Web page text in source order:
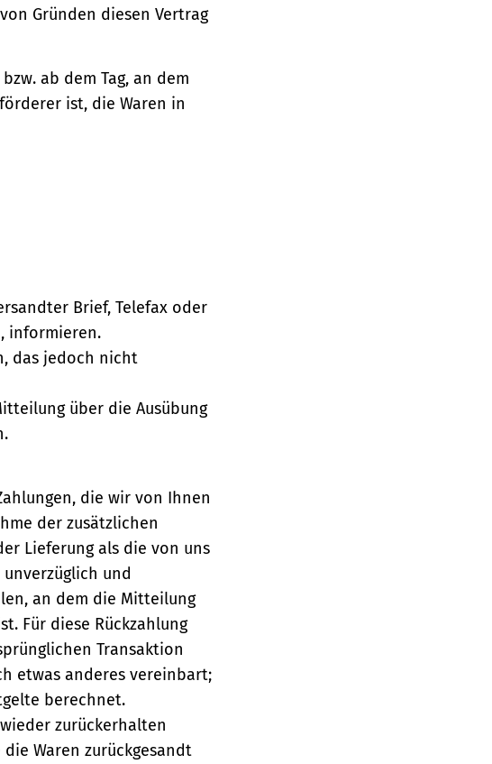
Gründen diesen Vertrag
ab dem Tag, an dem
ist, die Waren in
Brief, Telefax oder
informieren.
das jedoch nicht
über die Ausübung
die wir von Ihnen
der zusätzlichen
Lieferung als die von uns
und
an dem die Mitteilung
Für diese Rückzahlung
Transaktion
etwas anderes vereinbart;
berechnet.
zurückerhalten
Waren zurückgesandt